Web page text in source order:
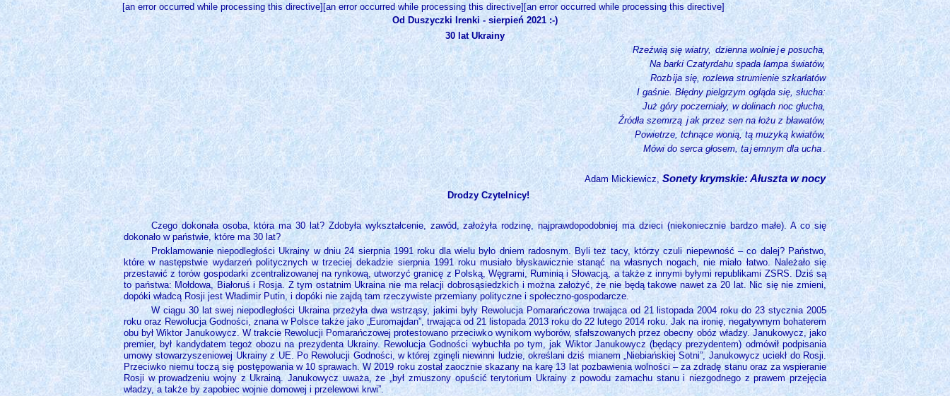
[an error occurred while processing this directive][an error occurred while processing this directive][an error occurred while processing this directive]
Od Duszyczki Irenki - sierpień 2021 :-)
30 lat Ukrainy
Rzeźwią się wiatry, dzienna wolnieje posucha,
Na barki Czatyrdahu spada lampa światów,
Rozbija się, rozlewa strumienie szkarłatów
I gaśnie. Błędny pielgrzym ogląda się, słucha:
Już góry poczerniały, w dolinach noc głucha,
Źródła szemrzą jak przez sen na łożu z bławatów,
Powietrze, tchnące wonią, tą muzyką kwiatów,
Mówi do serca głosem, tajemnym dla ucha .
Adam Mickiewicz, Sonety krymskie: Ałuszta w nocy
Drodzy Czytelnicy!
Czego dokonała osoba, która ma 30 lat? Zdobyła wykształcenie, zawód, założyła rodzinę, najprawdopodobniej ma dzieci (niekoniecznie bardzo małe). A co się
dokonało w państwie, które ma 30 lat?
Proklamowanie niepodległości Ukrainy w dniu 24 sierpnia 1991 roku dla wielu było dniem radosnym. Byli też tacy, którzy czuli niepewność – co dalej? Państwo,
które w następstwie wydarzeń politycznych w trzeciej dekadzie sierpnia 1991 roku musiało błyskawicznie stanąć na własnych nogach, nie miało łatwo. Należało się
przestawić z torów gospodarki zcentralizowanej na rynkową, utworzyć granicę z Polską, Węgrami, Ruminią i Słowacją, a także z innymi byłymi republikami ZSRS. Dziś są
to państwa: Mołdowa, Białoruś i Rosja. Z tym ostatnim Ukraina nie ma relacji dobrosąsiedzkich i można założyć, że nie będą takowe nawet za 20 lat. Nic się nie zmieni,
dopóki władcą Rosji jest Władimir Putin, i dopóki nie zajdą tam rzeczywiste przemiany polityczne i społeczno-gospodarcze.
W ciągu 30 lat swej niepodległości Ukraina przeżyła dwa wstrząsy, jakimi były Rewolucja Pomarańczowa trwająca od 21 listopada 2004 roku do 23 stycznia 2005
roku oraz Rewolucja Godności, znana w Polsce także jako „Euromajdan”, trwająca od 21 listopada 2013 roku do 22 lutego 2014 roku. Jak na ironię, negatywnym bohaterem
obu był Wiktor Janukowycz. W trakcie Rewolucji Pomarańczowej protestowano przeciwko wynikom wyborów, sfałszowanych przez obecny obóz władzy. Janukowycz, jako
premier, był kandydatem tegoż obozu na prezydenta Ukrainy. Rewolucja Godności wybuchła po tym, jak Wiktor Janukowycz (będący prezydentem) odmówił podpisania
umowy stowarzyszeniowej Ukrainy z UE. Po Rewolucji Godności, w której zginęli niewinni ludzie, określani dziś mianem „Niebiańskiej Sotni”, Janukowycz uciekł do Rosji.
Przeciwko niemu toczą się postępowania w 10 sprawach. W 2019 roku został zaocznie skazany na karę 13 lat pozbawienia wolności – za zdradę stanu oraz za wspieranie
Rosji w prowadzeniu wojny z Ukrainą. Janukowycz uważa, że „był zmuszony opuścić terytorium Ukrainy z powodu zamachu stanu i niezgodnego z prawem przejęcia
władzy, a także by zapobiec wojnie domowej i przelewowi krwi”.